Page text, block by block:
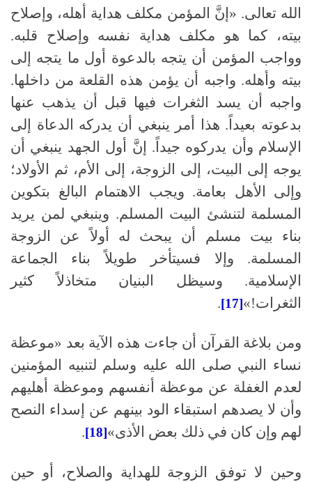
الله تعالى. «إنَّ المؤمن مكلف هداية أهله، وإصلاح
بيته، كما هو مكلف هداية نفسه وإصلاح قلبه.
وواجب المؤمن أن يتجه بالدعوة أول ما يتجه إلى
بيته وأهله. واجبه أن يؤمن هذه القلعة من داخلها.
واجبه أن يسد الثغرات فيها قبل أن يذهب عنها
بدعوته بعيداً . هذا أمر ينبغي أن يدركه الدعاة إلى
الإسلام وأن يدركوه جيداً .
إنَّ أول الجهد ينبغي أن
يوجه إلى البيت، إلى الزوجة، إلى الأم، ثم الأولاد؛
وإلى الأهل بعامة. ويجب الاهتمام البالغ بتكوين
المسلمة لتنشئ البيت المسلم. وينبغي لمن يريد
بناء بيت مسلم أن يبحث له أولاً عن الزوجة
المسلمة. وإلا فسيتأخر طويلاً بناء الجماعة
الإسلامية. وسيظل البنيان متخاذلاً كثير
الثغرات!
»
[17]
.
ومن بلاغة القرآن أن جاءت هذه الآية بعد «موعظة
نساء النبي صلى الله عليه وسلم لتنبيه المؤمنين
لعدم الغفلة عن موعظة أنفسهم وموعظة أهليهم
وأن لا يصدهم استبقاء الود بينهم عن إسداء النصح
لهم وإن كان في ذلك بعض الأذى»[18]
.
وحين لا توفق الزوجة للهداية والصلاح، أو حين